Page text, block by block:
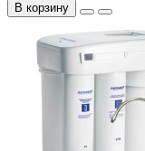
В корзину